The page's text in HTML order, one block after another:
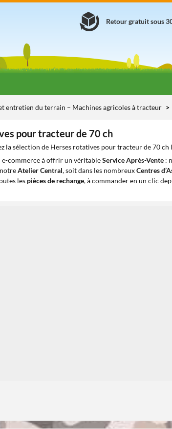
Retour gratuit sous
entretien du terrain – Machines agricoles à tracteur
pour tracteur de 70 ch
la sélection de Herses rotatives pour tracteur de 70 ch
e-commerce à offrir un véritableService Après-Vente :
Atelier Central, soit dans les nombreuxCentres
les pièces de rechange, à commander en un clic